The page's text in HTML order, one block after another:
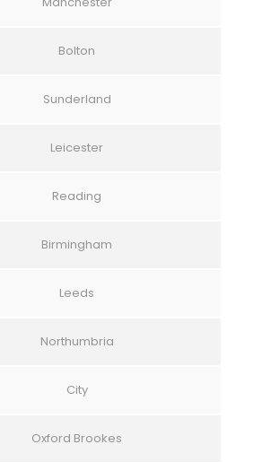
Bolton
Sunderland
Leicester
Reading
Birmingham
Leeds
Northumbria
City
Oxford Brookes